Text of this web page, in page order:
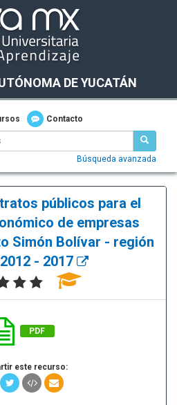
DE YUCATÁN
Contacto
Búsqueda avanzada
públicos para el
de empresas
Simón Bolívar - región
- 2017
PDF
este recurso: